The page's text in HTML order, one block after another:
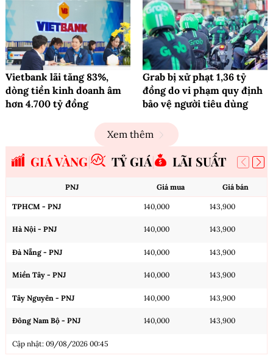
Vietbank lãi tăng 83%,
dòng tiền kinh doanh âm
hơn 4.700 tỷ đồng
Grab bị xử phạt 1,36 tỷ
đồng do vi phạm quy định
bảo vệ người tiêu dùng
Xem thêm
GIÁ VÀNG TỶ GIÁ LÃI SUẤT
PNJ Giá mua Giá bán
TPHCM - PNJ 140,000 143,900
Hà Nội - PNJ 140,000 143,900
Đà Nẵng - PNJ 140,000 143,900
Miền Tây - PNJ 140,000 143,900
Tây Nguyên - PNJ 140,000 143,900
Đông Nam Bộ - PNJ 140,000 143,900
Cập nhật: 09/08/2026 00:45